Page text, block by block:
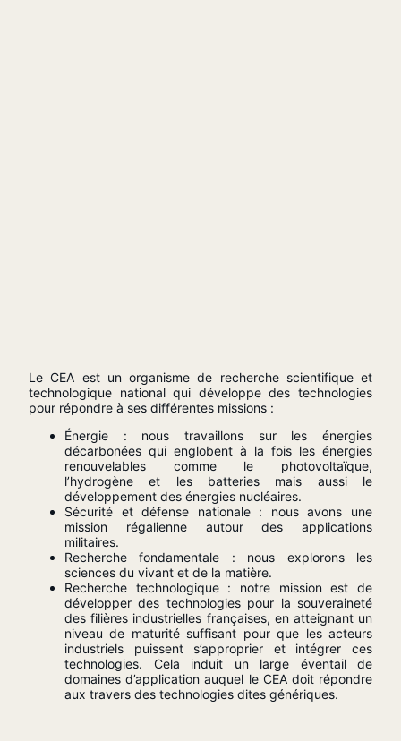
Le CEA est un organisme de recherche scientifique et
technologique national qui développe des technologies
pour répondre à ses différentes missions :
Énergie : nous travaillons sur les énergies
décarbonées qui englobent à la fois les énergies
renouvelables comme le photovoltaïque,
l’hydrogène et les batteries mais aussi le
développement des énergies nucléaires.
Sécurité et défense nationale : nous avons une
mission régalienne autour des applications
militaires.
Recherche fondamentale : nous explorons les
sciences du vivant et de la matière.
Recherche technologique : notre mission est de
développer des technologies pour la souveraineté
des filières industrielles françaises, en atteignant un
niveau de maturité suffisant pour que les acteurs
industriels puissent s’approprier et intégrer ces
technologies. Cela induit un large éventail de
domaines d’application auquel le CEA doit répondre
aux travers des technologies dites génériques.